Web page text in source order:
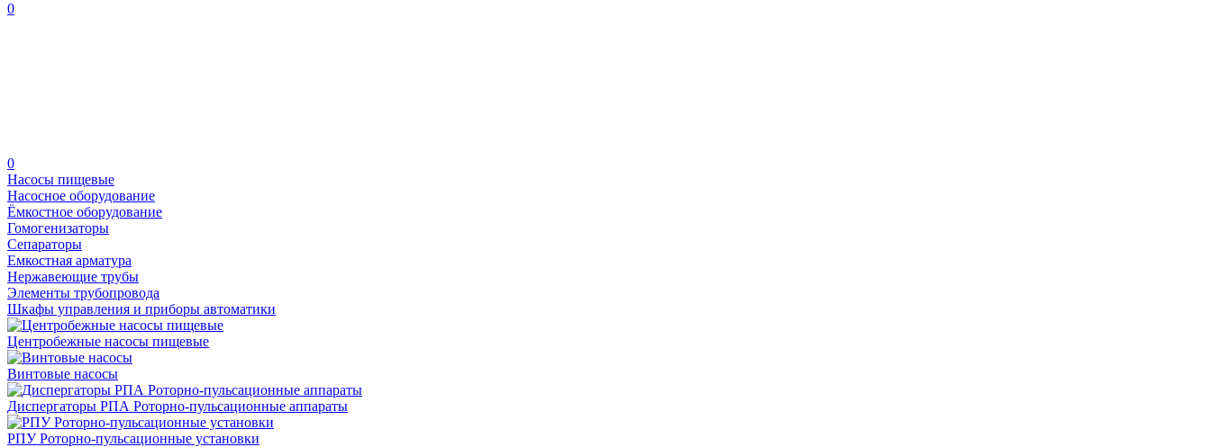
0
0
Насосы пищевые
Насосное оборудование
Ёмкостное оборудование
Гомогенизаторы
Сепараторы
Емкостная арматура
Нержавеющие трубы
Элементы трубопровода
Шкафы управления и приборы автоматики
Центробежные насосы пищевые
Винтовые насосы
Диспергаторы РПА Роторно-пульсационные аппараты
РПУ Роторно-пульсационные установки